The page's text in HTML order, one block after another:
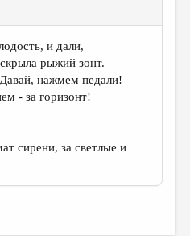
и дали,
рыжий зонт.
нажмем педали!
- за горизонт!
сирени, за светлые и